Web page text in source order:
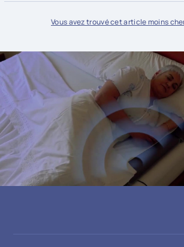
Vous avez trouvé cet article moins